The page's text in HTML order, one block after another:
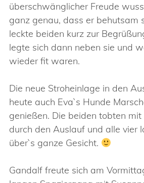
überschwänglicher Freude
ganz genau, dass er behutsam
leckte beiden kurz zur
legte sich dann neben sie und
wieder fit waren.
Die neue Stroheinlage in den
heute auch Eva`s Hunde
genießen. Die beiden tobten
durch den Auslauf und alle vier
über`s ganze Gesicht.
Gandalf freute sich am